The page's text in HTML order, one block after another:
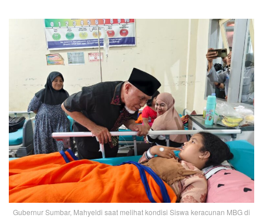
Gubernur Sumbar, Mahyeldi saat melihat kondisi Siswa keracunan MBG di